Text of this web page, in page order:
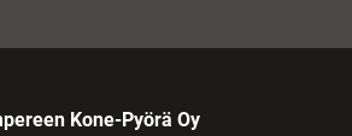
Kone-Pyörä Oy